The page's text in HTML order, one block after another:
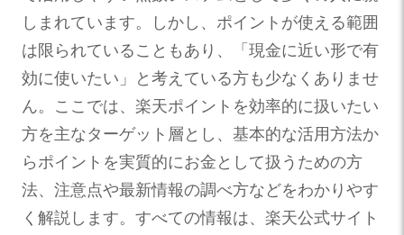
しまれています。しかし、ポイントが使える範囲
は限られていることもあり、「現金に近い形で有
効に使いたい」と考えている方も少なくありませ
ん。ここでは、楽天ポイントを効率的に扱いたい
方を主なターゲット層とし、基本的な活用方法か
らポイントを実質的にお金として扱うための方
法、注意点や最新情報の調べ方などをわかりやす
く解説します。すべての情報は、楽天公式サイト